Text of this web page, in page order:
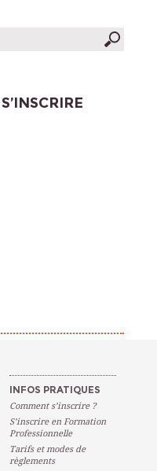
S’INSCRIRE
INFOS PRATIQUES
Comment s’inscrire ?
S’inscrire en Formation
Professionnelle
Tarifs et modes de
règlements